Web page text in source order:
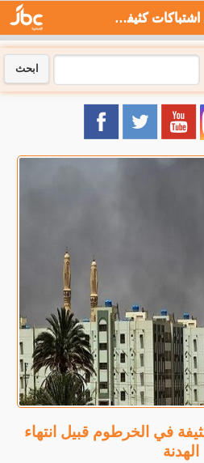
السودان.. اشتباكات كثيفة في الخرطوم قبيل انتهاء الهدنة - جي بي سي نيوز
ابحث
في الخرطوم قبيل انتهاء
الهدنة